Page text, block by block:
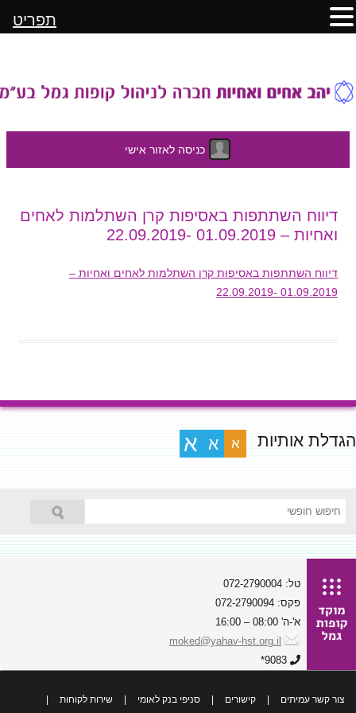
כניסה לאזור אישי
לתוכן
דיווח השתתפות באסיפות קרן השתלמות לאחים
ואחיות – 01.09.2019 -22.09.2019
דיווח השתתפות באסיפות קרן השתלמות לאחים ואחיות –
01.09.2019 -22.09.2019
הגדלת אותיות א א א
טל: 072-2790004
פקס: 072-2790094
א'-ה' 08:00 – 16:00
moked@yahav-hst.org.il
9083*
צור קשר עמיתים קישורים סניפי בנק לאומי שירות לקוחות
תפריט